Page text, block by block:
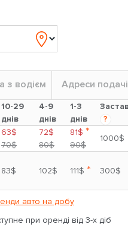
з водієм Адреси подачі
10-29
днів
4-9
днів
1-3
днів
Застава
?
63$
70$
72$
80$
81$ *
90$
1000$
83$ 102$ 111$ * 300$
авто на добу
при оренді від 3-х діб